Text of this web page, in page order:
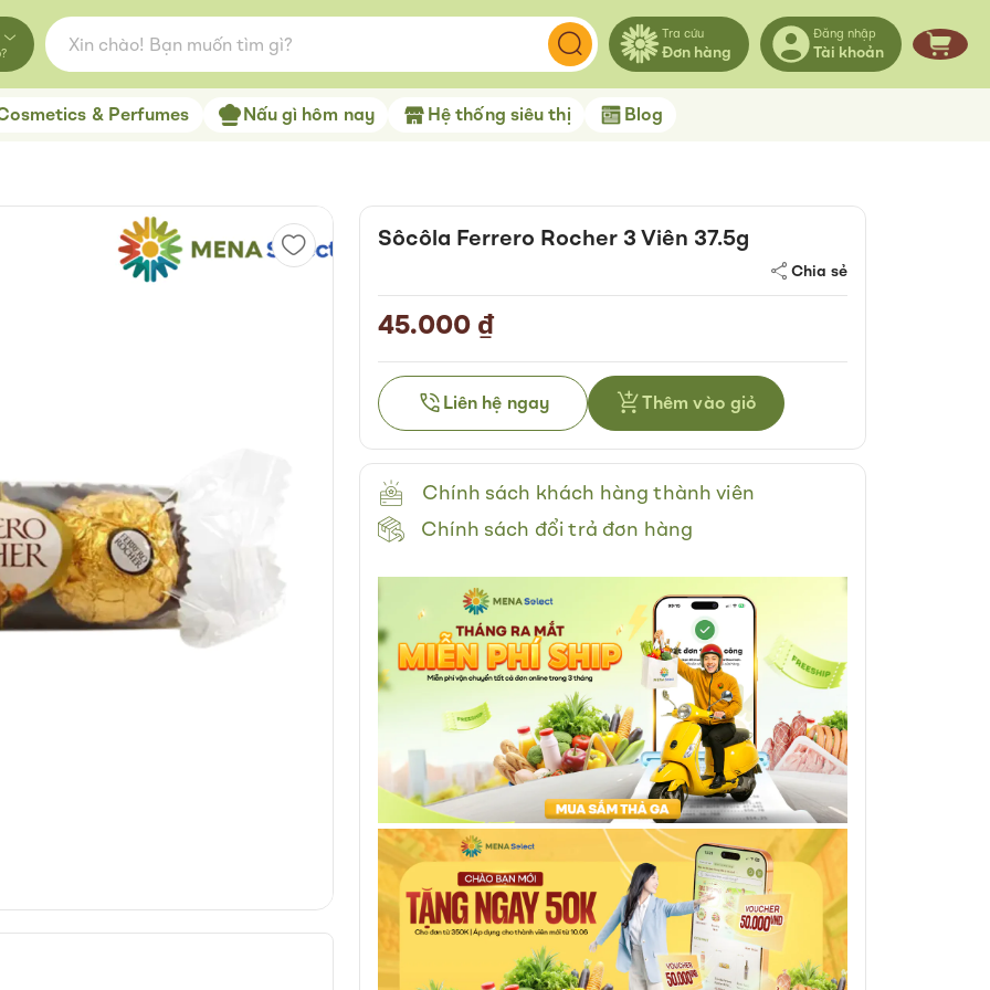
Tra cứu
Đơn hàng
Đăng nhập
Tài khoản Giỏ
& Perfumes Nấu gì hôm nay Hệ thống siêu thị Blog
Sôcôla Ferrero Rocher 3 Viên 37.5g
Chia sẻ
45.000 ₫
Liên hệ ngay Thêm vào giỏ
Chính sách khách hàng thành viên
Chính sách đổi trả đơn hàng